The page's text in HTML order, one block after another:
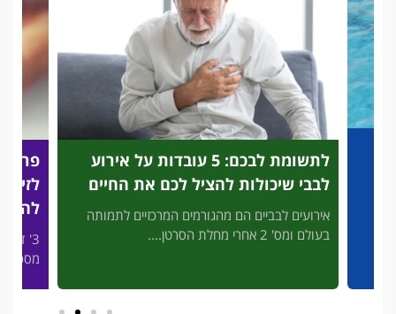
לתשומת לבכם: 5 עובדות על אירוע
לבבי שיכולות להציל לכם את החיים
אירועים לבביים הם מהגורמים המרכזיים לתמותה
בעולם ומס' 2 אחרי מחלת הסרטן....
3' דק
מסכן